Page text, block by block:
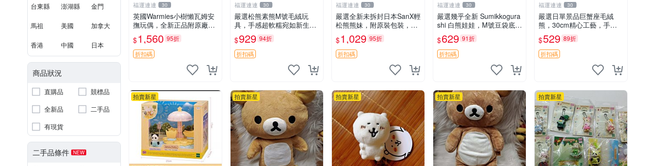
台東縣 澎湖縣 金門
馬祖 美國 加拿大
香港 中國 日本
商品狀況
直購品
競標品
全新品
二手品
有現貨
二手品條件 NEW
福運連連 30
英國Warmies小樹懶瓦姆安
撫玩偶，全新正品附原廠吊
牌與防塵袋，內藏薰衣草可
加熱，適合各個年齡層，冷
暖兩用享受抱抱樂趣，不容
錯過嚴選好物 溫暖 冷感
$1,560 95折
折扣碼
福運連連 30
嚴選松熊素熊M號毛絨玩
具，手感超軟糯宛如新生，
細節精緻完美無瑕，推薦送
禮或珍藏，中古狀態保養得
宜。 松熊 素熊 毛絨doll
$929 94折
折扣碼
福運連連 30
嚴選全新未拆封日本SanX輕
松熊熊妹，附原裝包裝，毛
絨質地極佳，細膩可愛，推
薦收藏兼送禮，適合女性好
友或家人，限量釋出。鬆
熊、熊玩偶、收藏品
$1,029 95折
折扣碼
福運連連 30
嚴選幾乎全新 Sumikkogura
shi 白熊娃娃，M號豆袋底
部，穩固不易倒，毛絨布標
附贈，極致軟糯手感，精工
細作值得典藏，尺寸24c
m，收藏佳品贈禮
$629 91折
折扣碼
福運連連 30
嚴選日單景品巨蟹座毛絨
熊，30cm精心工藝，手感
軟糯推薦收藏送人 巨蟹座
毛絨玩具 精緻做工
$529 89折
折扣碼
拍賣新星 拍賣新星 拍賣新星 拍賣新星 拍賣新星